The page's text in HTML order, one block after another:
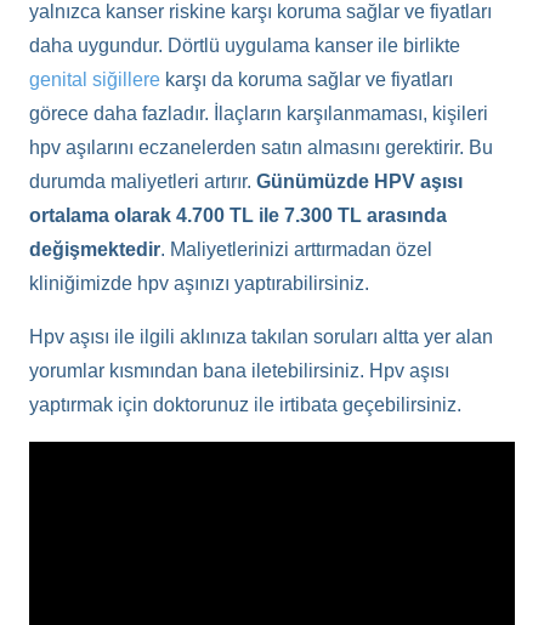
yalnızca kanser riskine karşı koruma sağlar ve fiyatları
daha uygundur. Dörtlü uygulama kanser ile birlikte
genital siğillere karşı da koruma sağlar ve fiyatları
görece daha fazladır. İlaçların karşılanmaması, kişileri
hpv aşılarını eczanelerden satın almasını gerektirir. Bu
durumda maliyetleri artırır. Günümüzde HPV aşısı
ortalama olarak 4.700 TL ile 7.300 TL arasında
değişmektedir. Maliyetlerinizi arttırmadan özel
kliniğimizde hpv aşınızı yaptırabilirsiniz.
Hpv aşısı ile ilgili aklınıza takılan soruları altta yer alan
yorumlar kısmından bana iletebilirsiniz. Hpv aşısı
yaptırmak için doktorunuz ile irtibata geçebilirsiniz.